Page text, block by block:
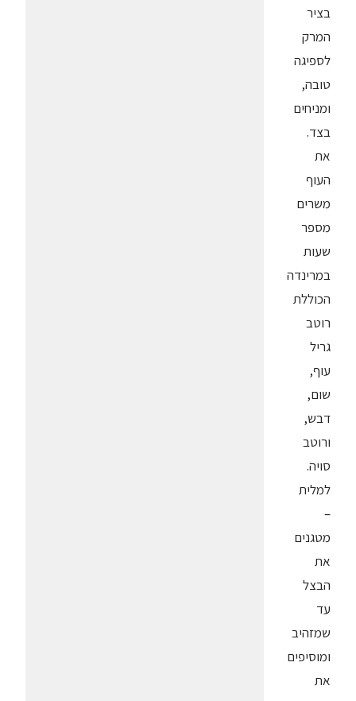
בציר
המרק
לספיגה
טובה,
ומניחים
בצד.
את
העוף
משרים
מספר
שעות
במרינדה
הכוללת
רוטב
גריל
עוף,
שום,
דבש,
ורוטב
סויה.
למלית
–
מטגנים
את
הבצל
עד
שמזהיב
ומוסיפים
את